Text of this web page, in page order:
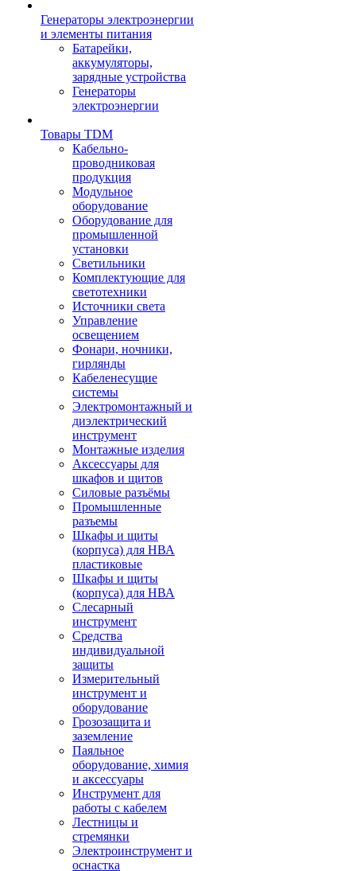
Генераторы электроэнергии
и элементы питания
Батарейки,
аккумуляторы,
зарядные устройства
Генераторы
электроэнергии
Товары TDM
Кабельно-
проводниковая
продукция
Модульное
оборудование
Оборудование для
промышленной
установки
Светильники
Комплектующие для
светотехники
Источники света
Управление
освещением
Фонари, ночники,
гирлянды
Кабеленесущие
системы
Электромонтажный и
диэлектрический
инструмент
Монтажные изделия
Аксессуары для
шкафов и щитов
Силовые разъёмы
Промышленные
разъемы
Шкафы и щиты
(корпуса) для НВА
пластиковые
Шкафы и щиты
(корпуса) для НВА
Слесарный
инструмент
Средства
индивидуальной
защиты
Измерительный
инструмент и
оборудование
Грозозащита и
заземление
Паяльное
оборудование, химия
и аксессуары
Инструмент для
работы с кабелем
Лестницы и
стремянки
Электроинструмент и
оснастка